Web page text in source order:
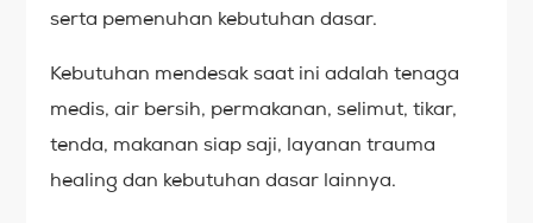
serta pemenuhan kebutuhan dasar.
Kebutuhan mendesak saat ini adalah tenaga
medis, air bersih, permakanan, selimut, tikar,
tenda, makanan siap saji, layanan trauma
healing dan kebutuhan dasar lainnya.